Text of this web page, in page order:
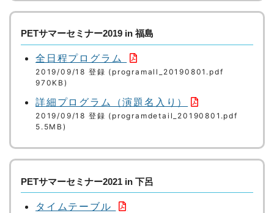
PETサマーセミナー2019 in 福島
全日程プログラム
2019/09/18 登録 (programall_20190801.pdf
970KB)
詳細プログラム（演題名入り）
2019/09/18 登録 (programdetail_20190801.pdf
5.5MB)
PETサマーセミナー2021 in 下呂
タイムテーブル